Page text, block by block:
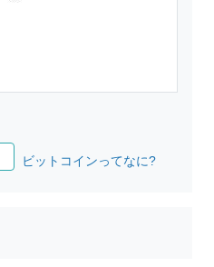
ビットコインってなに?